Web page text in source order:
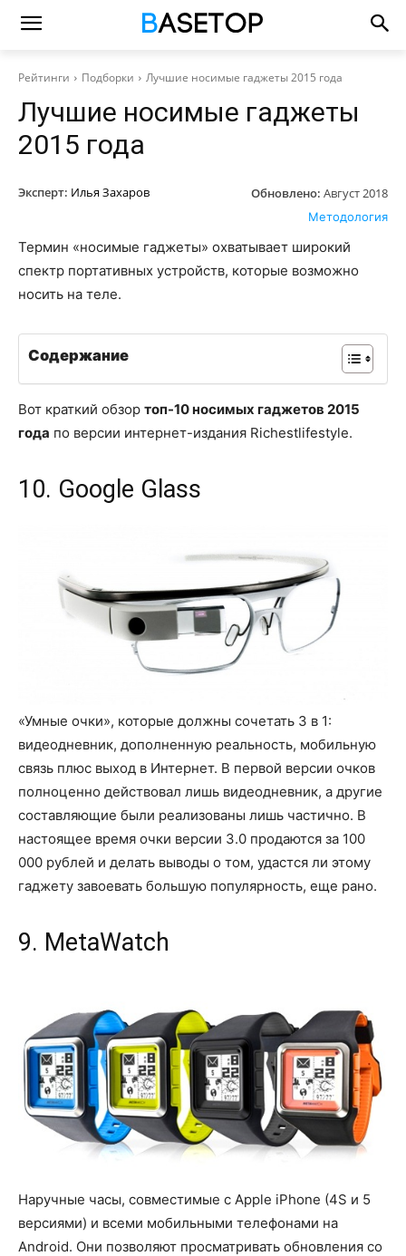
Рейтинги Подборки Лучшие носимые гаджеты 2015 года
Лучшие носимые гаджеты
2015 года
Эксперт: Илья Захаров Обновлено: Август 2018
Методология
Термин «носимые гаджеты» охватывает широкий
спектр портативных устройств, которые возможно
носить на теле.
Содержание
Вот краткий обзор топ-10 носимых гаджетов 2015
года по версии интернет-издания Richestlifestyle.
10. Google Glass
«Умные очки», которые должны сочетать 3 в 1:
видеодневник, дополненную реальность, мобильную
связь плюс выход в Интернет. В первой версии очков
полноценно действовал лишь видеодневник, а другие
составляющие были реализованы лишь частично. В
настоящее время очки версии 3.0 продаются за 100
000 рублей и делать выводы о том, удастся ли этому
гаджету завоевать большую популярность, еще рано.
9. MetaWatch
Наручные часы, совместимые с Apple iPhone (4S и 5
версиями) и всеми мобильными телефонами на
Android. Они позволяют просматривать обновления со